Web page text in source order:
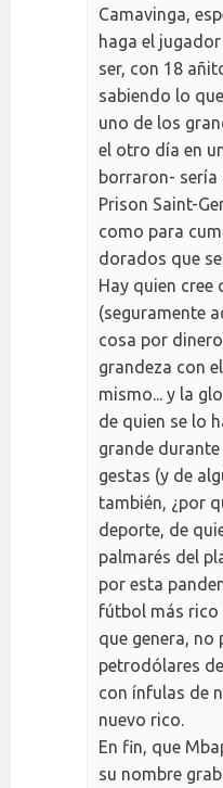
Camavinga,
haga el
ser, con 18
sabiendo lo
uno de los
el otro día en
borraron- sería
Prison Saint-
como para
dorados que
Hay quien cree
(seguramente
cosa por
grandeza con
mismo... y la
de quien se lo
grande
gestas (y de
también, ¿por
deporte, de
palmarés del
por esta
fútbol más rico
que genera, no
petrodólares
con ínfulas de
nuevo rico.
En fin, que
su nombre